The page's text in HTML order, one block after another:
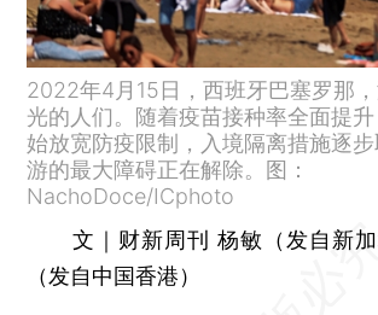
2022年4月15日，西班牙巴塞罗那
光的人们。随着疫苗接种率全面提
始放宽防疫限制，入境隔离措施逐
游的最大障碍正在解除。图：
NachoDoce/ICphoto
文｜财新周刊 杨敏（发自新
（发自中国香港）